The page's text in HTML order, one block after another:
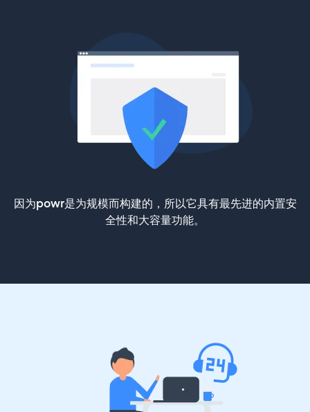
因为powr是为规模而构建的，所以它具有最先进的内置安
全性和大容量功能。